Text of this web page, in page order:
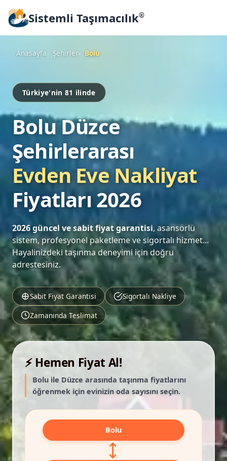
Sistemli Taşımacılık®
Anasayfa Şehirler Bolu
Türkiye'nin 81 ilinde
Bolu Düzce
Şehirlerarası
Evden Eve Nakliyat
Fiyatları 2026
2026 güncel ve sabit fiyat garantisi, asansörlü
sistem, profesyonel paketleme ve sigortalı hizmet...
Hayalinizdeki taşınma deneyimi için doğru
adrestesiniz.
Sabit Fiyat Garantisi
Sigortalı Nakliye
Zamanında Teslimat
⚡ Hemen Fiyat Al!
Bolu ile Düzce arasında taşınma fiyatlarını
öğrenmek için evinizin oda sayısını seçin.
Bolu
⟷